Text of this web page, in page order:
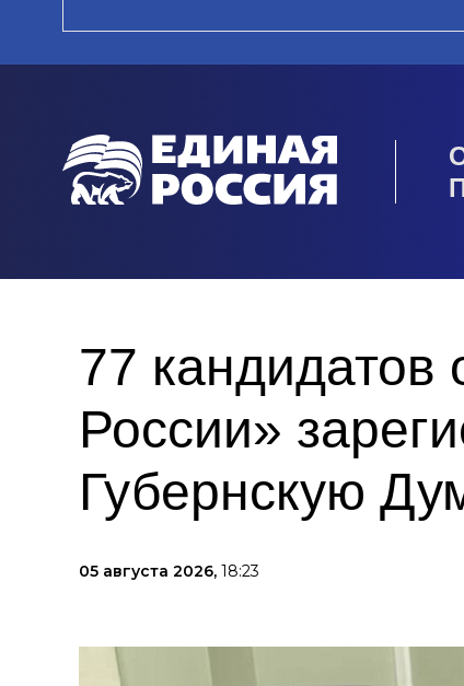
77 кандидатов
России»
Губернскую
05 августа 2026, 18:23